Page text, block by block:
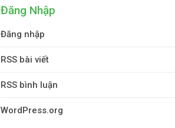
Đăng Nhập
Đăng nhập
RSS bài viết
RSS bình luận
WordPress.org